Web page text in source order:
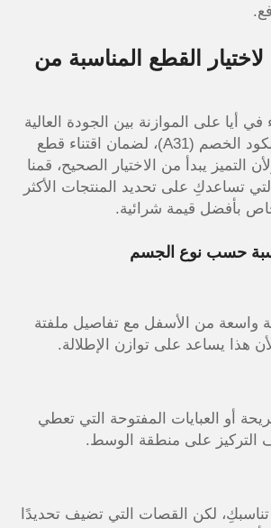
لاختيار القطع المناسبة من
في أيا على الموازنة بين الجودة العالية
والاستخدام الذكي لكود الخصم (A31)، لضمان اقتناء قطع
التميز يبدأ من الاختيار الصحيح، قمنا
تساعدكِ على تحديد المنتجات الأكثر
بأفضل قيمة شرائية.
حسب نوع الجسم
واسعة من الأسفل مع تفاصيل ملفتة
هذا يساعد على توازن الإطلالة.
أو العبايات المفتوحة التي تعطي
التركيز على منطقة الوسط.
لكن القصات التي تضيف تحديدًا